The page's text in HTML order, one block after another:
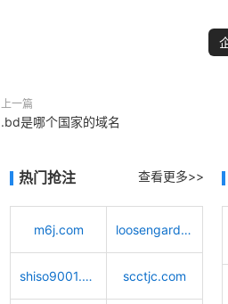
上一篇
.bd是哪个国家的域名
热门抢注 查看更多>>
m6j.com loosengarden.com
shiso9001.com scctjc.com